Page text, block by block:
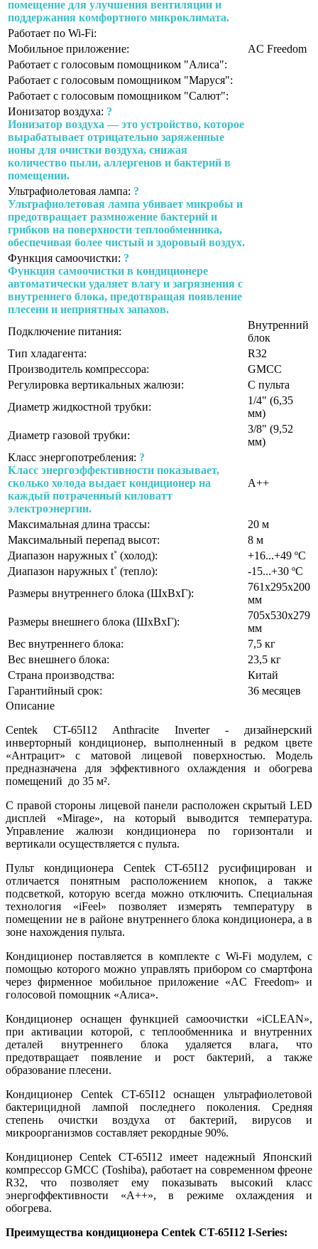
помещение для улучшения вентиляции и
поддержания комфортного микроклимата.
Работает по Wi-Fi:
Мобильное приложение:
AC Freedom
Работает с голосовым помощником "Алиса":
Работает с голосовым помощником "Маруся":
Работает с голосовым помощником "Салют":
Ионизатор воздуха: ?
Ионизатор воздуха — это устройство, которое
вырабатывает отрицательно заряженные
ионы для очистки воздуха, снижая
количество пыли, аллергенов и бактерий в
помещении.
Ультрафиолетовая лампа: ?
Ультрафиолетовая лампа убивает микробы и
предотвращает размножение бактерий и
грибков на поверхности теплообменника,
обеспечивая более чистый и здоровый воздух.
Функция самоочистки: ?
Функция самоочистки в кондиционере
автоматически удаляет влагу и загрязнения с
внутреннего блока, предотвращая появление
плесени и неприятных запахов.
Подключение питания:
Внутренний
блок
Тип хладагента:
R32
Производитель компрессора:
GMCC
Регулировка вертикальных жалюзи:
С пульта
Диаметр жидкостной трубки:
1/4" (6,35
мм)
Диаметр газовой трубки:
3/8" (9,52
мм)
Класс энергопотребления: ?
Класс энергоэффективности показывает,
сколько холода выдает кондиционер на
каждый потраченный киловатт
электроэнергии.
A++
Максимальная длина трассы:
20 м
Максимальный перепад высот:
8 м
Диапазон наружных t˚ (холод):
+16...+49 ºС
Диапазон наружных t˚ (тепло):
-15...+30 ºС
Размеры внутреннего блока (ШхВхГ):
761х295х200
мм
Размеры внешнего блока (ШхВхГ):
705х530х279
мм
Вес внутреннего блока:
7,5 кг
Вес внешнего блока:
23,5 кг
Страна производства:
Китай
Гарантийный срок:
36 месяцев
Описание
Centek CT-65I12 Anthracite Inverter - дизайнерский
инверторный кондиционер, выполненный в редком цвете
«Антрацит» с матовой лицевой поверхностью. Модель
предназначена для эффективного охлаждения и обогрева
помещений до 35 м².
С правой стороны лицевой панели расположен скрытый LED
дисплей «Mirage», на который выводится температура.
Управление жалюзи кондиционера по горизонтали и
вертикали осуществляется с пульта.
Пульт кондиционера Centek CT-65I12 русифицирован и
отличается понятным расположением кнопок, а также
подсветкой, которую всегда можно отключить. Специальная
технология «iFeel» позволяет измерять температуру в
помещении не в районе внутреннего блока кондиционера, а в
зоне нахождения пульта.
Кондиционер поставляется в комплекте с Wi-Fi модулем, с
помощью которого можно управлять прибором со смартфона
через фирменное мобильное приложение «AC Freedom» и
голосовой помощник «Алиса».
Кондиционер оснащен функцией самоочистки «iCLEAN»,
при активации которой, с теплообменника и внутренних
деталей внутреннего блока удаляется влага, что
предотвращает появление и рост бактерий, а также
образование плесени.
Кондиционер Centek CT-65I12 оснащен ультрафиолетовой
бактерицидной лампой последнего поколения. Средняя
степень очистки воздуха от бактерий, вирусов и
микроорганизмов составляет рекордные 90%.
Кондиционер Centek CT-65I12 имеет надежный Японский
компрессор GMCC (Тоshiba), работает на современном фреоне
R32, что позволяет ему показывать высокий класс
энергоффективности «А++», в режиме охлаждения и
обогрева.
Преимущества кондиционера Centek CT-65I12 I-Series: